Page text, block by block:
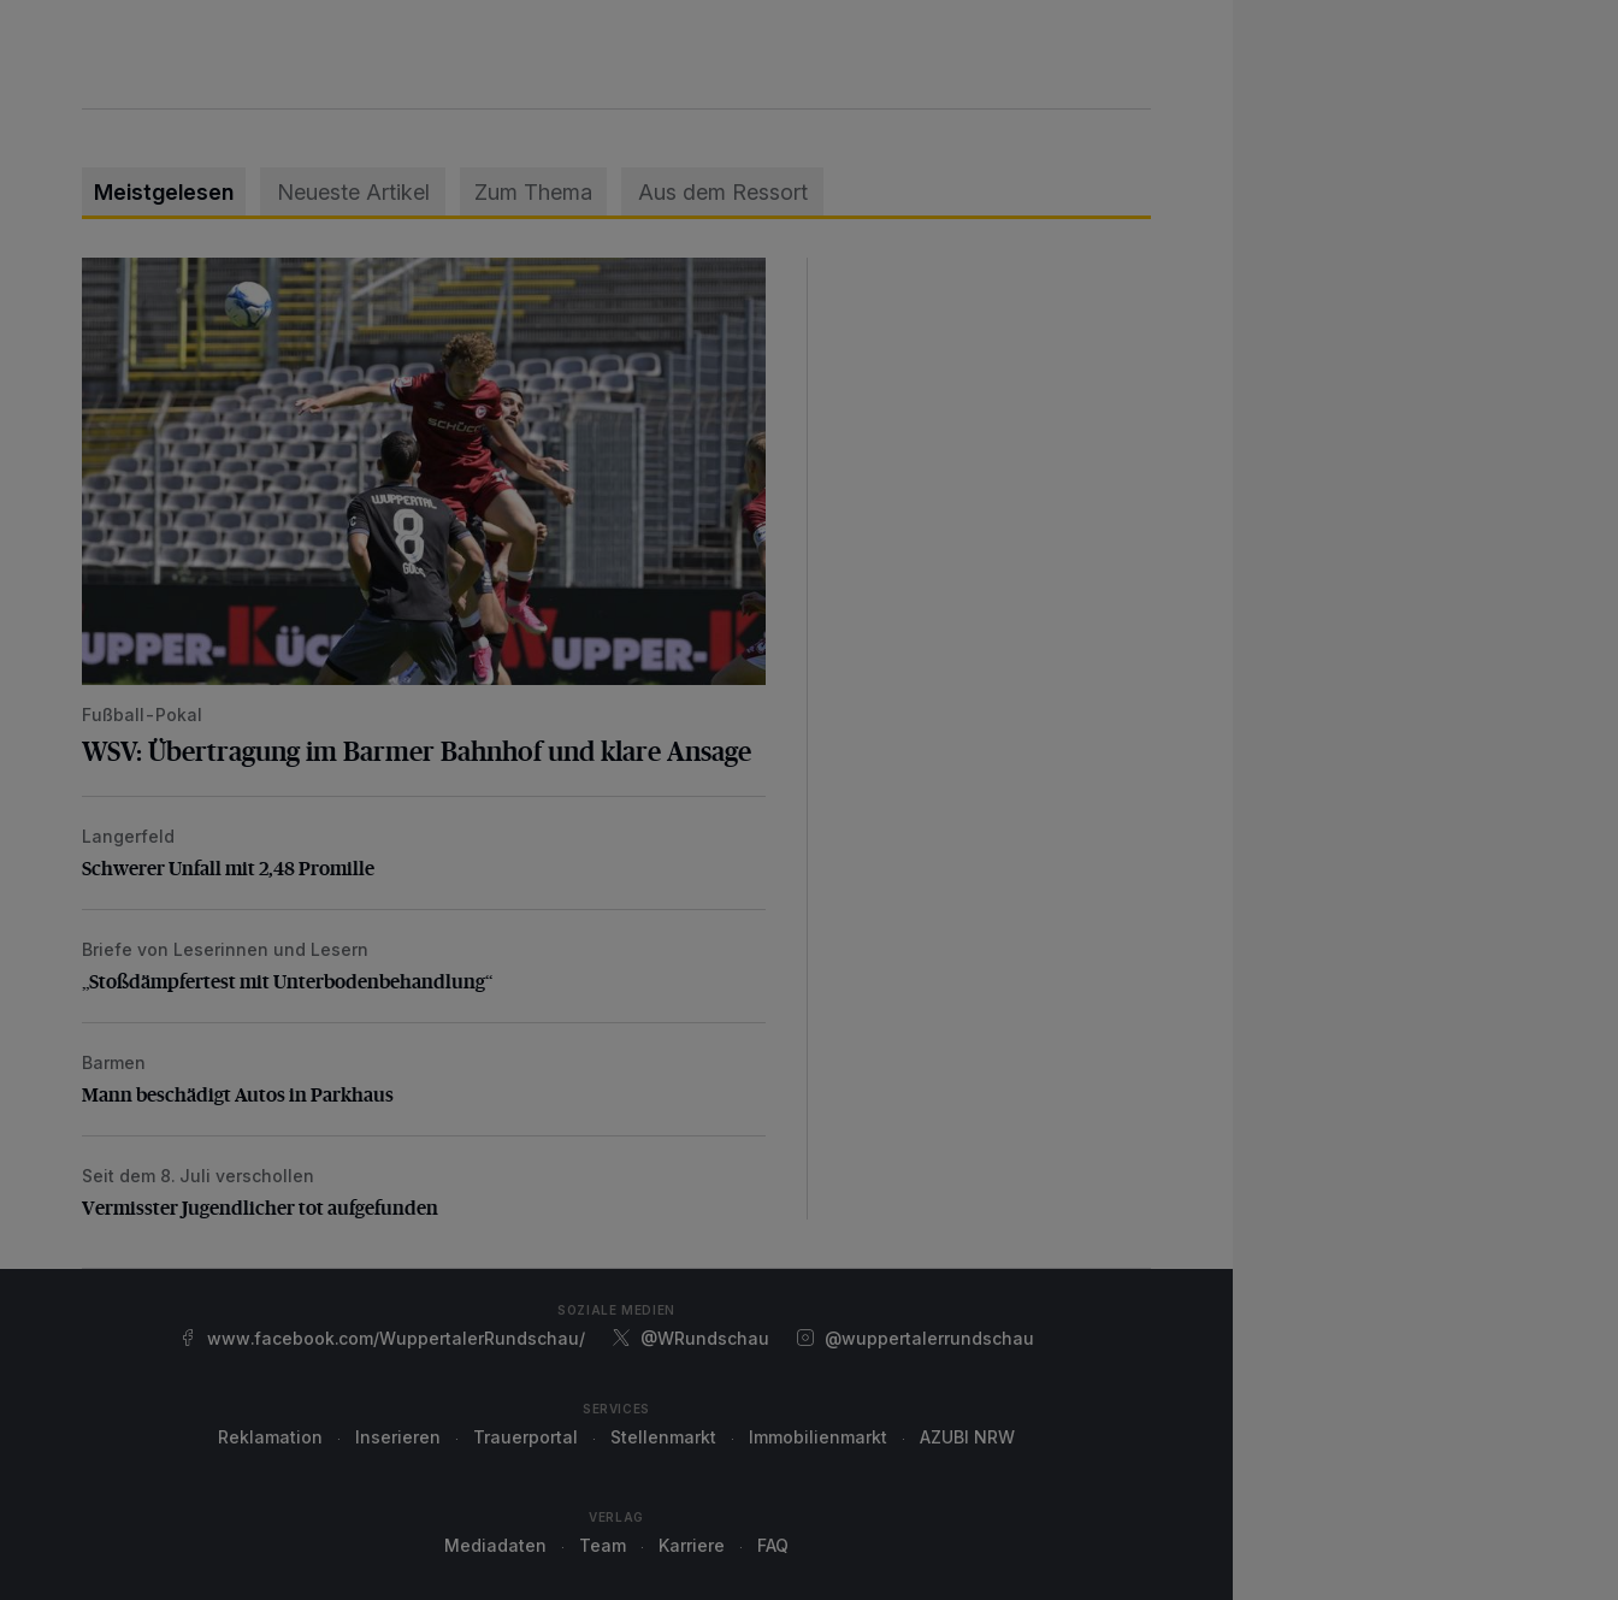
Meistgelesen Neueste Artikel Zum Thema Aus dem Ressort
WSV: Übertragung im Barmer Bahnhof und klare Ansage
Fußball-Pokal
WSV: Übertragung im Barmer Bahnhof und klare Ansage
Schwerer Unfall mit 2,48 Promille
Langerfeld
Schwerer Unfall mit 2,48 Promille
„Stoßdämpfertest mit Unterbodenbehandlung“
Briefe von Leserinnen und Lesern
„Stoßdämpfertest mit Unterbodenbehandlung“
Mann beschädigt Autos in Parkhaus
Barmen
Mann beschädigt Autos in Parkhaus
Vermisster Jugendlicher tot aufgefunden
Seit dem 8. Juli verschollen
Vermisster Jugendlicher tot aufgefunden
SOZIALE MEDIEN
www.facebook.com/WuppertalerRundschau/ @WRundschau @wuppertalerrundschau
SERVICES
Reklamation Inserieren Trauerportal Stellenmarkt Immobilienmarkt AZUBI NRW
VERLAG
Mediadaten Team Karriere FAQ